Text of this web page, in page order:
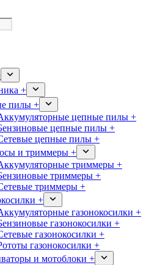
+
пилы +
цепные пилы +
цепные пилы +
цепные пилы +
и триммеры +
триммеры +
триммеры +
триммеры +
+
газонокосилки +
газонокосилки +
газонокосилки +
газонокосилки +
и мотоблоки +